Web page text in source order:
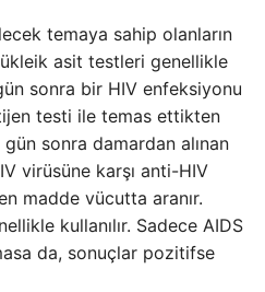
temaya sahip olanların
asit testleri genellikle
sonra bir HIV enfeksiyonu
testi ile temas ettikten
sonra damardan alınan
virüsüne karşı anti-HIV
madde vücutta aranır.
kullanılır. Sadece AIDS
da, sonuçlar pozitifse